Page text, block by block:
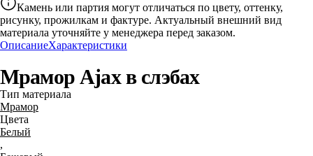
Камень или партия могут отличаться по цвету, оттенку,
рисунку, прожилкам и фактуре. Актуальный внешний вид
материала уточняйте у менеджера перед заказом.
ОписаниеХарактеристики
Мрамор Ajax в слэбах
Тип материала
Мрамор
Цвета
Белый
,